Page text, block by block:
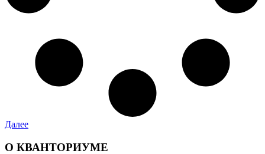
Далее
О КВАНТОРИУМЕ